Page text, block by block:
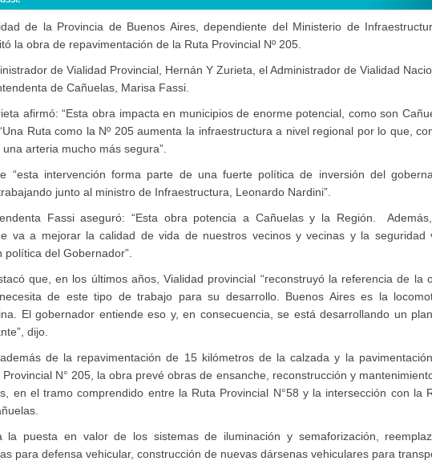
de la Provincia de Buenos Aires, dependiente del Ministerio de
la obra de repavimentación de la Ruta Provincial Nº 205.
de Vialidad Provincial, Hernán Y Zurieta, el Administrador de Vialidad
de Cañuelas, Marisa Fassi.
afirmó: “Esta obra impacta en municipios de enorme potencial, como son
Ruta como la Nº 205 aumenta la infraestructura a nivel regional por lo que,
arteria mucho más segura”.
“esta intervención forma parte de una fuerte política de inversión del
junto al ministro de Infraestructura, Leonardo Nardini”.
Fassi aseguró: “Esta obra potencia a Cañuelas y la Región.
va a mejorar la calidad de vida de nuestros vecinos y vecinas y la seguridad
del Gobernador”.
que, en los últimos años, Vialidad provincial “reconstruyó la referencia de la
de este tipo de trabajo para su desarrollo. Buenos Aires es la
El gobernador entiende eso y, en consecuencia, se está desarrollando un
dijo.
de la repavimentación de 15 kilómetros de la calzada y la
N° 205, la obra prevé obras de ensanche, reconstrucción y
en el tramo comprendido entre la Ruta Provincial N°58 y la intersección con la
la puesta en valor de los sistemas de iluminación y semaforización,
para defensa vehicular, construcción de nuevas dársenas vehiculares para